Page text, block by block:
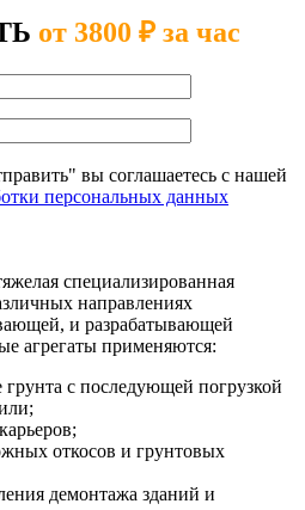
от 3800 ₽ за час
вы соглашаетесь с нашей
персональных данных
специализированная
направлениях
и разрабатывающей
агрегаты применяются:
с последующей погрузкой
откосов и грунтовых
демонтажа зданий и